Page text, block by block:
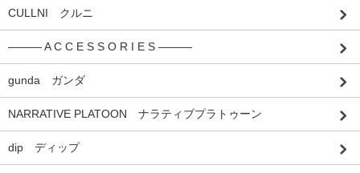
CULLNI クルニ
――― A C C E S S O R I E S ―――
gunda ガンダ
NARRATIVE PLATOON ナラティブプラトゥーン
dip ディップ